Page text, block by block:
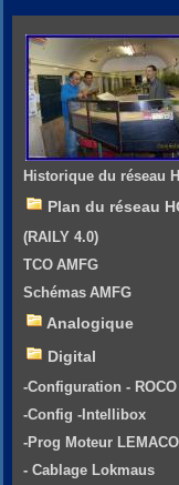
Historique du réseau
Plan du réseau
(RAILY 4.0)
TCO AMFG
Schémas AMFG
Analogique
Digital
-Configuration - ROCO
-Config -Intellibox
-Prog Moteur LEMACO
- Cablage Lokmaus